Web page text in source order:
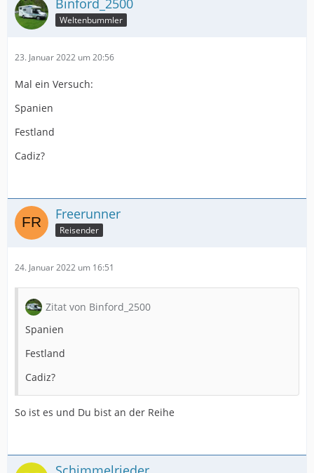
Binford_2500
Weltenbummler
23. Januar 2022 um 20:56
Mal ein Versuch:
Spanien
Festland
Cadiz?
Freerunner
Reisender
24. Januar 2022 um 16:51
Zitat von Binford_2500
Spanien
Festland
Cadiz?
So ist es und Du bist an der Reihe